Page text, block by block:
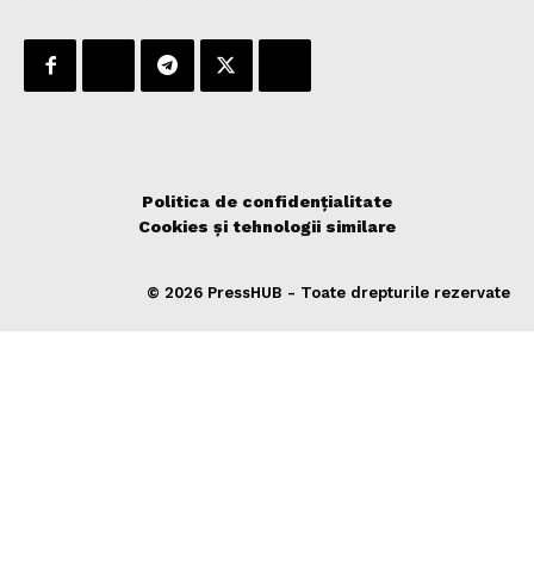
Politica de confidențialitate
Cookies și tehnologii similare
© 2026 PressHUB - Toate drepturile rezervate